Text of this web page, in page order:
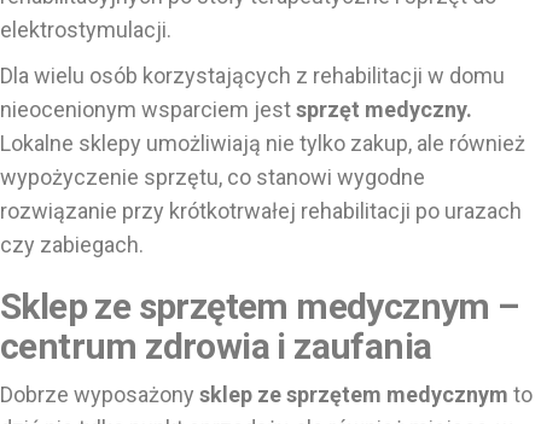
elektrostymulacji.
Dla wielu osób korzystających z rehabilitacji w domu
nieocenionym wsparciem jestsprzęt medyczny.
Lokalne sklepy umożliwiają nie tylko zakup, ale również
wypożyczenie sprzętu, co stanowi wygodne
rozwiązanie przy krótkotrwałej rehabilitacji po urazach
czy zabiegach.
Sklep ze sprzętem medycznym –
centrum zdrowia i zaufania
Dobrze wyposażony sklep ze sprzętem medycznym to